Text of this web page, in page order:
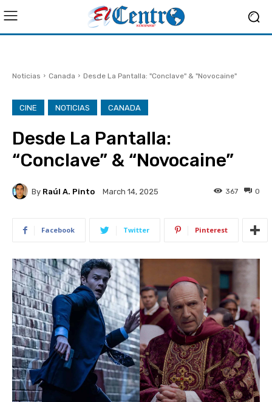
Noticias Canada Desde La Pantalla: "Conclave" & "Novocaine"
CINE NOTICIAS CANADA
Desde La Pantalla:
“Conclave” & “Novocaine”
By Raúl A. Pinto March 14, 2025 0
367
Facebook Twitter Pinterest